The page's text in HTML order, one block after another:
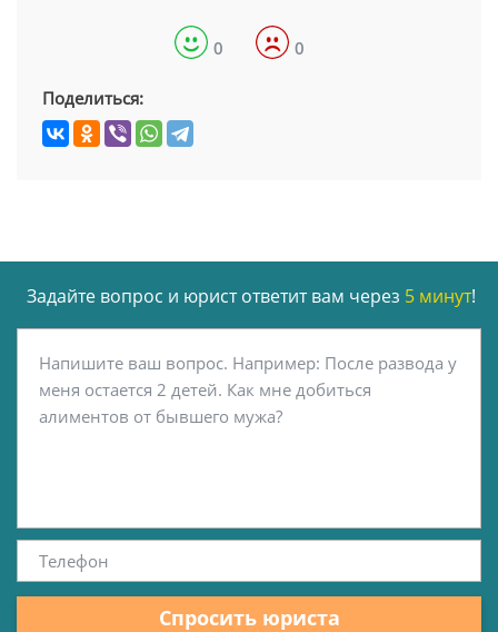
0 0
Поделиться:
Задайте вопрос и юрист ответит вам через 5 минут!
Спросить юриста